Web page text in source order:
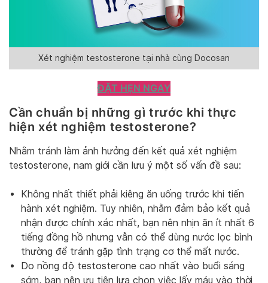
Xét nghiệm testosterone tại nhà cùng Docosan
ĐẶT HẸN NGAY
Cần chuẩn bị những gì trước khi thực
hiện xét nghiệm testosterone?
Nhằm tránh làm ảnh hưởng đến kết quả xét nghiệm
testosterone, nam giới cần lưu ý một số vấn đề sau:
Không nhất thiết phải kiêng ăn uống trước khi tiến
hành xét nghiệm. Tuy nhiên, nhằm đảm bảo kết quả
nhận được chính xác nhất, bạn nên nhịn ăn ít nhất 6
tiếng đồng hồ nhưng vẫn có thể dùng nước lọc bình
thường để tránh gặp tình trạng cơ thể mất nước.
Do nồng độ testosterone cao nhất vào buổi sáng
sớm, bạn nên ưu tiên lựa chọn việc lấy máu vào thời